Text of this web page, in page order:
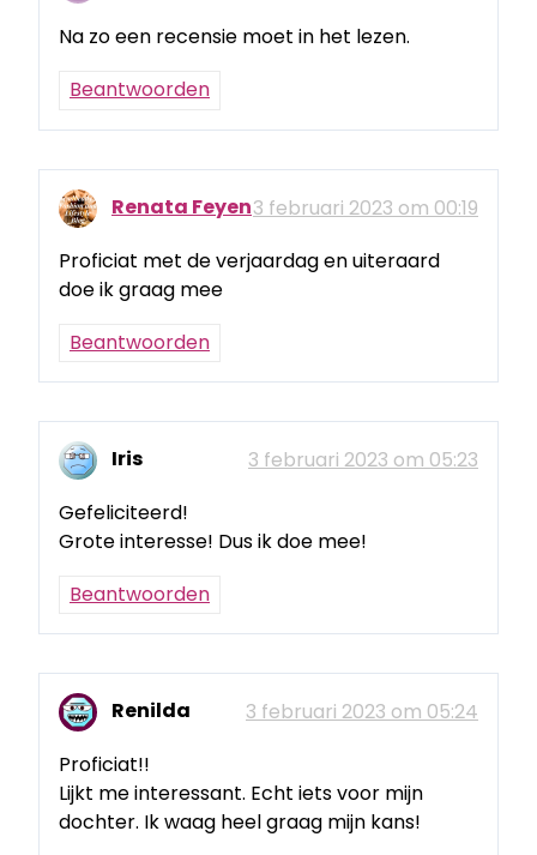
Na zo een recensie moet in het lezen.
Beantwoorden
Renata Feyen3 februari 2023 om 00:19
Proficiat met de verjaardag en uiteraard
doe ik graag mee
Beantwoorden
Iris
3 februari 2023 om 05:23
Gefeliciteerd!
Grote interesse! Dus ik doe mee!
Beantwoorden
Renilda
3 februari 2023 om 05:24
Proficiat!!
Lijkt me interessant. Echt iets voor mijn
dochter. Ik waag heel graag mijn kans!